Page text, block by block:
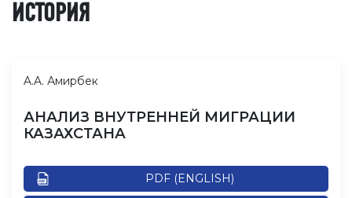
ИСТОРИЯ
A.A. Амирбек
АНАЛИЗ ВНУТРЕННЕЙ МИГРАЦИИ
КАЗАХСТАНА
PDF (ENGLISH)